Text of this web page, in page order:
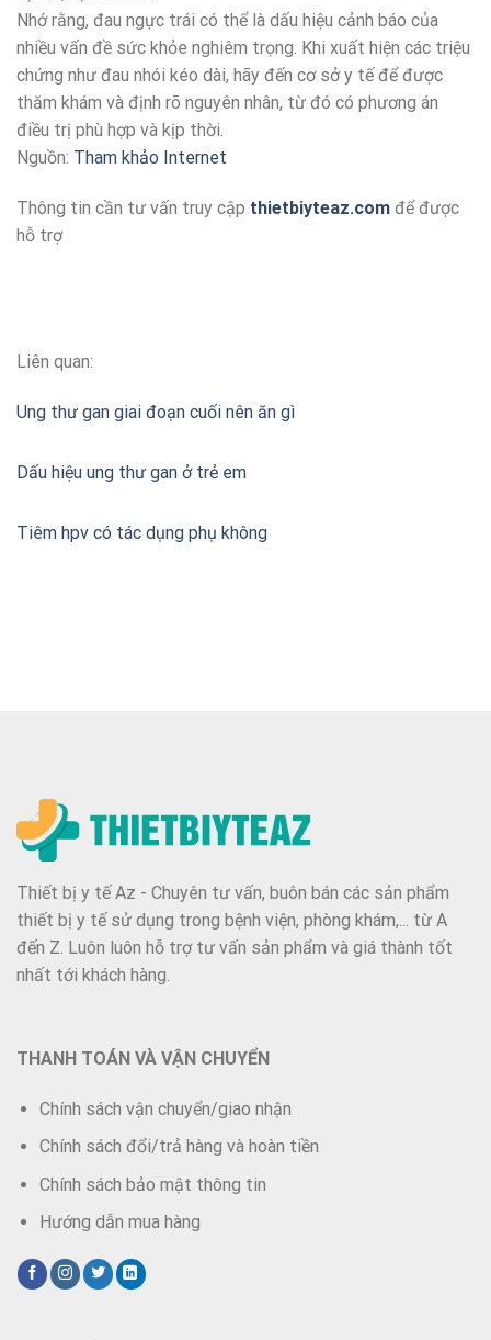
Nhớ rằng, đau ngực trái có thể là dấu hiệu cảnh báo của
nhiều vấn đề sức khỏe nghiêm trọng. Khi xuất hiện các triệu
chứng như đau nhói kéo dài, hãy đến cơ sở y tế để được
thăm khám và định rõ nguyên nhân, từ đó có phương án
điều trị phù hợp và kịp thời.
Nguồn: Tham khảo Internet
Thông tin cần tư vấn truy cập thietbiyteaz.com để được
hỗ trợ
Liên quan:
Ung thư gan giai đoạn cuối nên ăn gì
Dấu hiệu ung thư gan ở trẻ em
Tiêm hpv có tác dụng phụ không
Thiết bị y tế Az - Chuyên tư vấn, buôn bán các sản phẩm
thiết bị y tế sử dụng trong bệnh viện, phòng khám,... từ A
đến Z. Luôn luôn hỗ trợ tư vấn sản phẩm và giá thành tốt
nhất tới khách hàng.
THANH TOÁN VÀ VẬN CHUYỂN
Chính sách vận chuyển/giao nhận
Chính sách đổi/trả hàng và hoàn tiền
Chính sách bảo mật thông tin
Hướng dẫn mua hàng